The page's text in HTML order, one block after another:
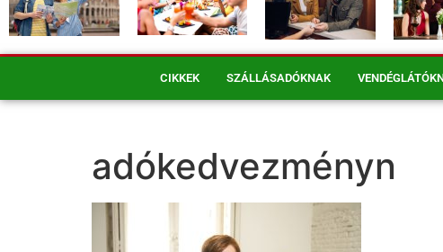
CIKKEK SZÁLLÁSADÓKNAK
adókedvezményn